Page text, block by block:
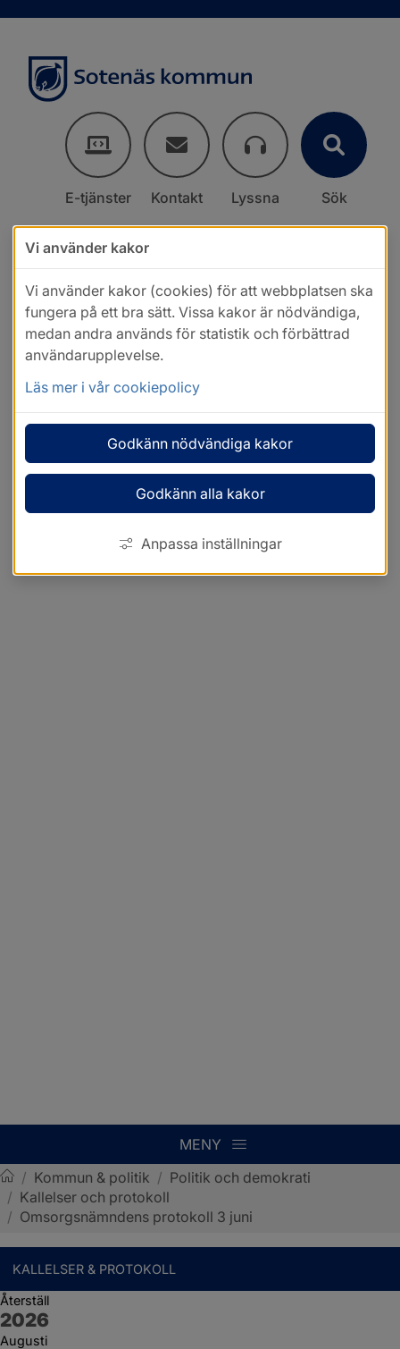
E-tjänster Kontakt Lyssna Sök
MENY
Sotenäs kommun
/ Kommun & politik / Politik och demokrati
/ Kallelser och protokoll
/ Omsorgsnämndens protokoll 3 juni
KALLELSER & PROTOKOLL
Återställ
År:
2026
Augusti
Vi använder kakor
Vi använder kakor (cookies) för att webbplatsen ska
fungera på ett bra sätt. Vissa kakor är nödvändiga,
medan andra används för statistik och förbättrad
användarupplevelse.
Läs mer i vår cookiepolicy
Godkänn nödvändiga kakor
Godkänn alla kakor
Anpassa inställningar